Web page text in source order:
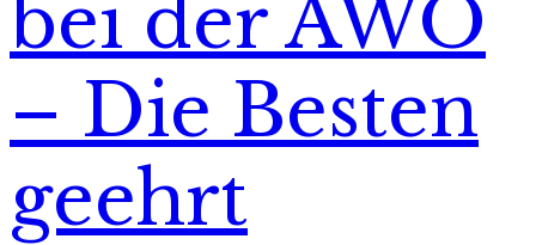
bei der AWO
– Die Besten
geehrt